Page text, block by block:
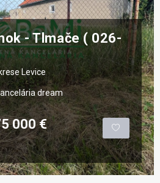
- Tlmače ( 026-
Levice
dream
000 €